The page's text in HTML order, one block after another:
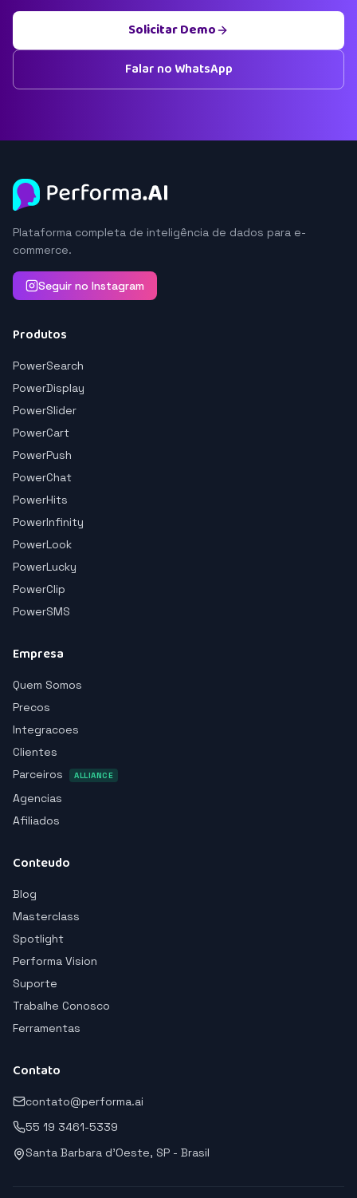
Solicitar Demo
Falar no WhatsApp
Plataforma completa de inteligência de dados para e-
commerce.
Seguir no Instagram
Produtos
PowerSearch
PowerDisplay
PowerSlider
PowerCart
PowerPush
PowerChat
PowerHits
PowerInfinity
PowerLook
PowerLucky
PowerClip
PowerSMS
Empresa
Quem Somos
Precos
Integracoes
Clientes
Parceiros
ALLIANCE
Agencias
Afiliados
Conteudo
Blog
Masterclass
Spotlight
Performa Vision
Suporte
Trabalhe Conosco
Ferramentas
Contato
contato@performa.ai
55 19 3461-5339
Santa Barbara d'Oeste, SP - Brasil